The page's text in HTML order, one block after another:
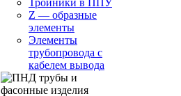
Тройники в ППУ
Z — образные
элементы
Элементы
трубопровода с
кабелем вывода